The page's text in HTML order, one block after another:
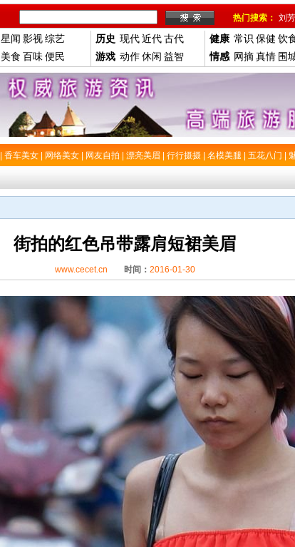
热门搜索： 刘
星闻 影视综艺
美食 百味便民
历史 现代近代古代
游戏 动作休闲 益智
健康 常识 保健 饮
情感 网摘真情 围
香车美女 网络美女 网友自拍 漂亮美眉 行行摄摄 名模美腿 五花八门
街拍的红色吊带露肩短裙美眉
www.cecet.cn 时间： 2016-01-30